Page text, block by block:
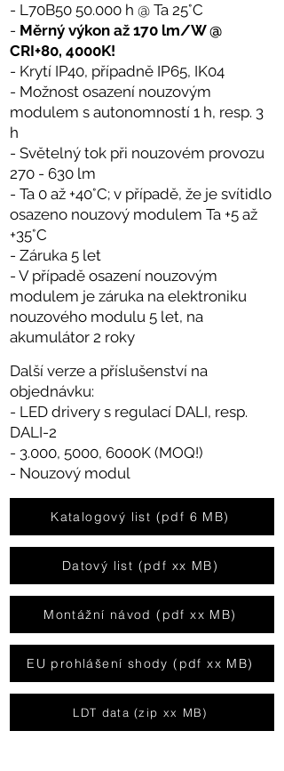
- L70B50 50.000 h @ Ta 25°C
- Měrný výkon až 170 lm/W @
CRI+80, 4000K!
- Krytí IP40, případně IP65, IK04
- Možnost osazení nouzovým
modulem s autonomností 1 h, resp. 3
h
- Světelný tok při nouzovém provozu
270 - 630 lm
- Ta 0 až +40°C; v případě, že je svítidlo
osazeno nouzový modulem Ta +5 až
+35°C
- Záruka 5 let
- V případě osazení nouzovým
modulem je záruka na elektroniku
nouzového modulu 5 let, na
akumulátor 2 roky
Další verze a příslušenství na
objednávku:
- LED drivery s regulací DALI, resp.
DALI-2
- 3.000, 5000, 6000K (MOQ!)
- Nouzový modul
Katalogový list (pdf 6 MB)
Datový list (pdf xx MB)
Montážní návod (pdf xx MB)
EU prohlášení shody (pdf xx MB)
LDT data (zip xx MB)